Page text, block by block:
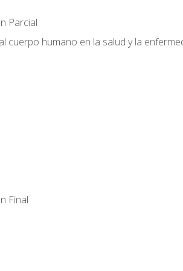
Parcial
cuerpo humano en la salud y la
Final